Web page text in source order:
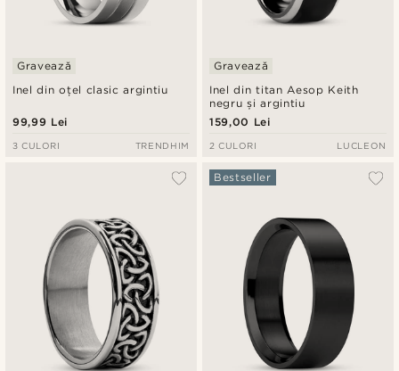
Inel din oțel clasic argintiu
Gravează
99,99 Lei
3 CULORI TRENDHIM
Inel din titan Aesop Keith
negru și argintiu
Gravează
159,00 Lei
2 CULORI LUCLEON
Bestseller